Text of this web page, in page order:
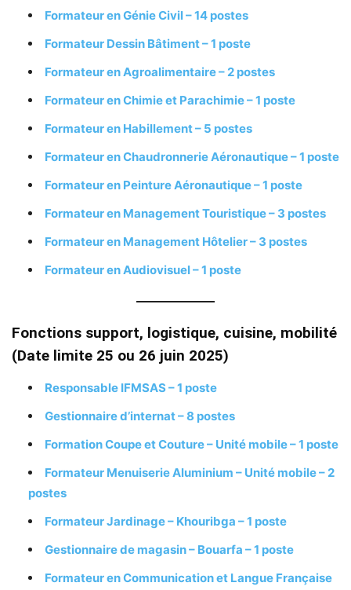
Formateur en Génie Civil – 14 postes
Formateur Dessin Bâtiment – 1 poste
Formateur en Agroalimentaire – 2 postes
Formateur en Chimie et Parachimie – 1 poste
Formateur en Habillement – 5 postes
Formateur en Chaudronnerie Aéronautique – 1 poste
Formateur en Peinture Aéronautique – 1 poste
Formateur en Management Touristique – 3 postes
Formateur en Management Hôtelier – 3 postes
Formateur en Audiovisuel – 1 poste
Fonctions support, logistique, cuisine, mobilité
(Date limite 25 ou 26 juin 2025)
Responsable IFMSAS – 1 poste
Gestionnaire d’internat – 8 postes
Formation Coupe et Couture – Unité mobile – 1 poste
Formateur Menuiserie Aluminium – Unité mobile – 2
postes
Formateur Jardinage – Khouribga – 1 poste
Gestionnaire de magasin – Bouarfa – 1 poste
Formateur en Communication et Langue Française